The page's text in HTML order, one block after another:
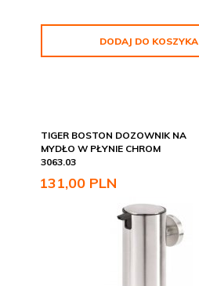
DODAJ DO KOSZYKA
TIGER BOSTON DOZOWNIK NA
MYDŁO W PŁYNIE CHROM
3063.03
131,00 PLN